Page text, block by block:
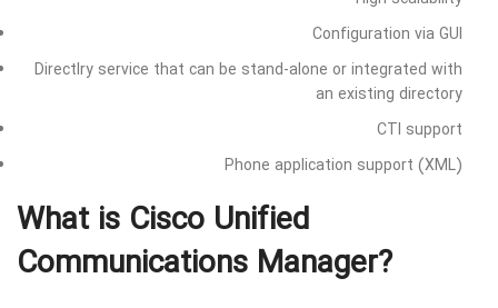
Configuration via GUI
Directlry service that can be stand-alone or integrated with
an existing directory
CTI support
Phone application support (XML)
What is Cisco Unified
Communications Manager?